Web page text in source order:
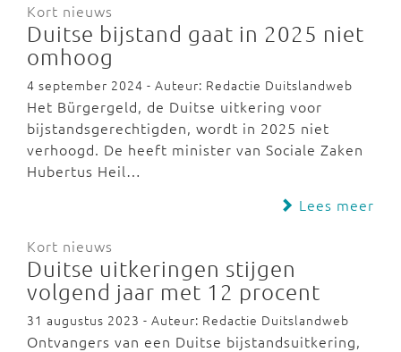
Kort nieuws
Duitse bijstand gaat in 2025 niet
omhoog
4 september 2024 - Auteur: Redactie Duitslandweb
Het Bürgergeld, de Duitse uitkering voor
bijstandsgerechtigden, wordt in 2025 niet
verhoogd. De heeft minister van Sociale Zaken
Hubertus Heil…
Lees meer
Kort nieuws
Duitse uitkeringen stijgen
volgend jaar met 12 procent
31 augustus 2023 - Auteur: Redactie Duitslandweb
Ontvangers van een Duitse bijstandsuitkering,